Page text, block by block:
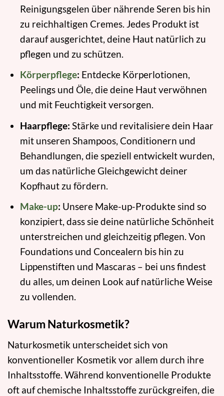
Reinigungsgelen über nährende Seren bis hin
zu reichhaltigen Cremes. Jedes Produkt ist
darauf ausgerichtet, deine Haut natürlich zu
pflegen und zu schützen.
Körperpflege: Entdecke Körperlotionen,
Peelings und Öle, die deine Haut verwöhnen
und mit Feuchtigkeit versorgen.
Haarpflege: Stärke und revitalisiere dein Haar
mit unseren Shampoos, Conditionern und
Behandlungen, die speziell entwickelt wurden,
um das natürliche Gleichgewicht deiner
Kopfhaut zu fördern.
Make-up: Unsere Make-up-Produkte sind so
konzipiert, dass sie deine natürliche Schönheit
unterstreichen und gleichzeitig pflegen. Von
Foundations und Concealern bis hin zu
Lippenstiften und Mascaras – bei uns findest
du alles, um deinen Look auf natürliche Weise
zu vollenden.
Warum Naturkosmetik?
Naturkosmetik unterscheidet sich von
konventioneller Kosmetik vor allem durch ihre
Inhaltsstoffe. Während konventionelle Produkte
oft auf chemische Inhaltsstoffe zurückgreifen, die